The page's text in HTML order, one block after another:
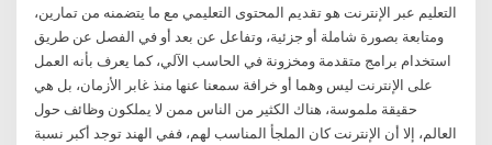
التعليم عبر الإنترنت هو تقديم المحتوى التعليمي مع ما يتضمنه من تمارين،
ومتابعة بصورة شاملة أو جزئية، وتفاعل عن بعد أو في الفصل عن طريق
استخدام برامج متقدمة ومخزونة في الحاسب الآلي، كما يعرف بأنه العمل
على الإنترنت ليس وهما أو خرافة سمعنا عنها منذ غابر الأزمان، بل هي
حقيقة ملموسة، هناك الكثير من الناس ممن لا يملكون وظائف حول
العالم، إلا أن الإنترنت كان الملجأ المناسب لهم، ففي الهند توجد أكبر نسبة